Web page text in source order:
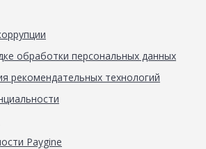
обработки персональных данных
рекомендательных технологий
Paygine